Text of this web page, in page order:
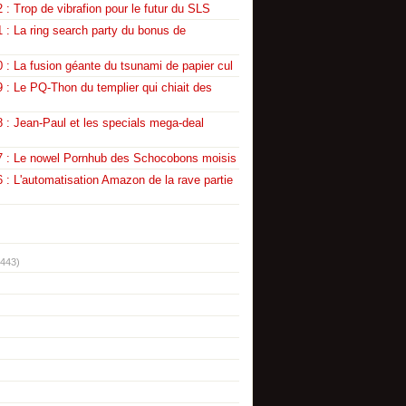
: Trop de vibrafion pour le futur du SLS
: La ring search party du bonus de
: La fusion géante du tsunami de papier cul
: Le PQ-Thon du templier qui chiait des
: Jean-Paul et les specials mega-deal
: Le nowel Pornhub des Schocobons moisis
: L'automatisation Amazon de la rave partie